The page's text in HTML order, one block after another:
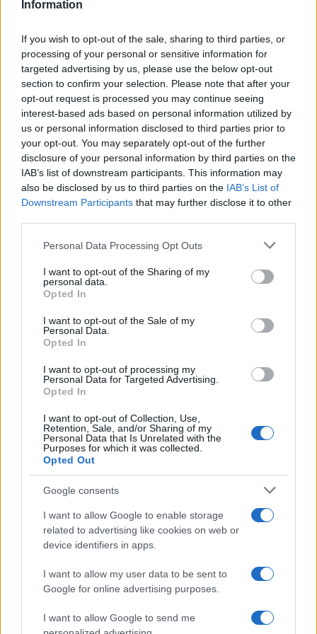
Information
If you wish to opt-out of the sale, sharing to third parties, or
processing of your personal or sensitive information for
targeted advertising by us, please use the below opt-out
section to confirm your selection. Please note that after your
opt-out request is processed you may continue seeing
interest-based ads based on personal information utilized by
us or personal information disclosed to third parties prior to
your opt-out. You may separately opt-out of the further
disclosure of your personal information by third parties on the
IAB’s list of downstream participants. This information may
also be disclosed by us to third parties on the IAB’s List of
Downstream Participants that may further disclose it to other
Please note that this website/app uses one or more Google
not limited to your visit or usage behaviour. You may click to
grant or deny consent to Google and its third-party tags to
use your data for below specified purposes in below Google
consent section.
Personal Data Processing Opt Outs
I want to opt-out of the Sharing of my
personal data.
Opted In
I want to opt-out of the Sale of my
Personal Data.
Opted In
I want to opt-out of processing my
Personal Data for Targeted Advertising.
Opted In
I want to opt-out of Collection, Use,
Retention, Sale, and/or Sharing of my
Personal Data that Is Unrelated with the
Purposes for which it was collected.
Opted Out
Google consents
I want to allow Google to enable storage
related to advertising like cookies on web or
device identifiers in apps.
I want to allow my user data to be sent to
Google for online advertising purposes.
I want to allow Google to send me
δικλείδες ασφάλειας στα τρένα. Έχουμε απόλυτη
αρμόδιες αρχές. Οι δράστες θα βρεθούν και θα
λογοδοτήσουν γι’ αυτήν την εγκληματική
απόπειρα», υπογραμμίζει.
ΔΙΑΦΗΜΙΣΗ
Σχόλια
Αν τα χάσατε
Τρισάγιο στα Τέμπη για τα
57 θύματα - Μαθητές και
προσευχές τους για τα 3
χρόνια από την τραγωδία
Μαρία Καρυστιανού:
έταξαν το
πρόταση – Πριν το
καλοκαίρι η